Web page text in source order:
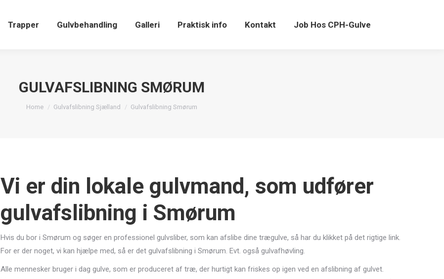
Trapper Gulvbehandling Galleri Praktisk info Kontakt Job Hos CPH-Gulve
GULVAFSLIBNING SMØRUM
You are here:
Home Gulvafslibning Sjælland Gulvafslibning Smørum
Vi er din lokale gulvmand, som udfører
gulvafslibning i Smørum
Hvis du bor i Smørum og søger en professionel gulvsliber, som kan afslibe dine trægulve, så har du klikket på det rigtige link.
For er der noget, vi kan hjælpe med, så er det gulvafslibning i Smørum. Evt. også gulvafhøvling.
Alle mennesker bruger i dag gulve, som er produceret af træ, der hurtigt kan friskes op igen ved en afslibning af gulvet.